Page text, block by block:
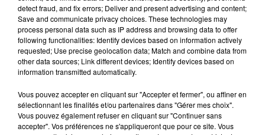
d'un liquide inflammable.
UNE ADOLESCENTE DEVANT SE FAIRE
OPÉRER DE LA CHEVILLE RESSORT DE LA...
La famille a porté plainte contre la clinique qui a
detect fraud, and fix errors; Deliver and present advertising and content;
Save and communicate privacy choices. These technologies may
process personal data such as IP address and browsing data to offer
following functionalities: Identify devices based on information actively
requested; Use precise geolocation data; Match and combine data from
other data sources; Link different devices; Identify devices based on
information transmitted automatically.
Vous pouvez accepter en cliquant sur "Accepter et fermer", ou affiner en
sélectionnant les finalités et/ou partenaires dans "Gérer mes choix".
Vous pouvez également refuser en cliquant sur "Continuer sans
accepter". Vos préférences ne s'appliqueront que pour ce site. Vous